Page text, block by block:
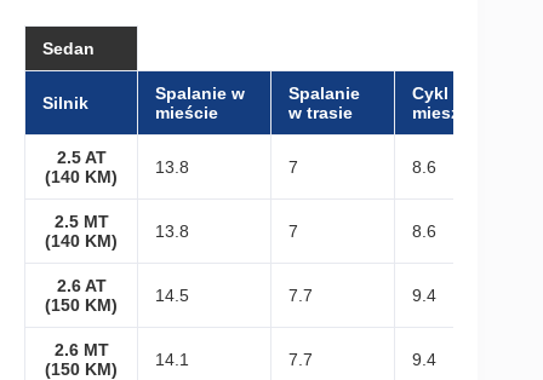
Sedan
Silnik
Spalanie w
mieście
Spalanie
w trasie
Cykl
mieszany
2.5 AT
(140 KM)
13.8 7 8.6
2.5 MT
(140 KM)
13.8 7 8.6
2.6 AT
(150 KM)
14.5 7.7 9.4
2.6 MT
(150 KM)
14.1 7.7 9.4